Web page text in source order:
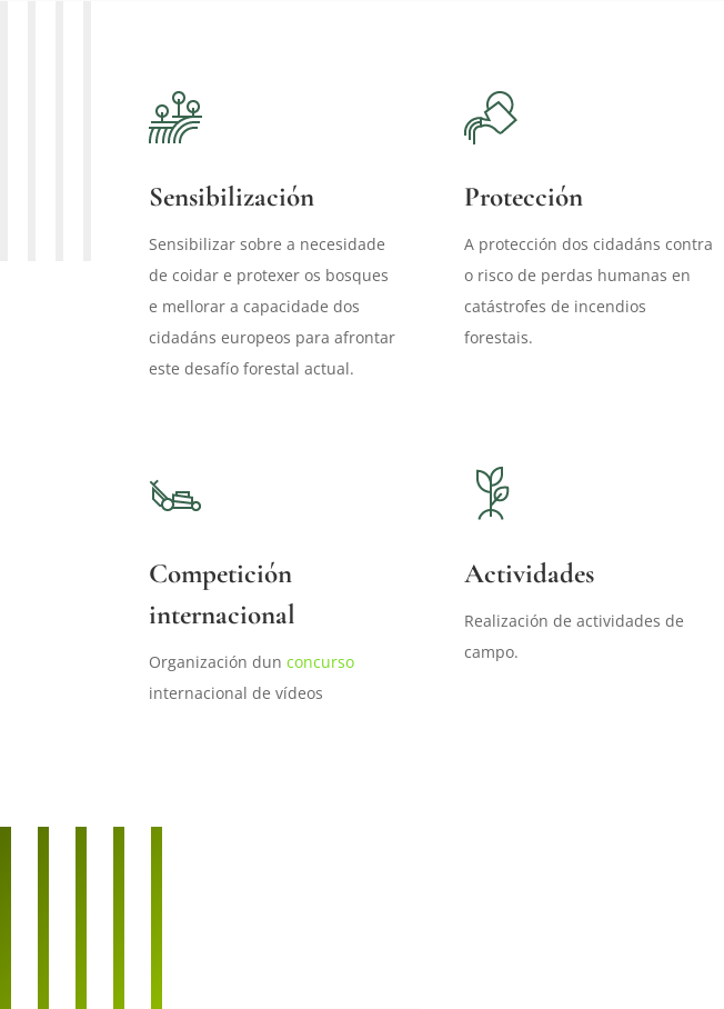
Sensibilización
Sensibilizar sobre a necesidade
de coidar e protexer os bosques
e mellorar a capacidade dos
cidadáns europeos para afrontar
este desafío forestal actual.
Protección
A protección dos cidadáns contra
o risco de perdas humanas en
catástrofes de incendios
forestais.
Competición
internacional
Organización dunconcurso
internacional de vídeos
Actividades
Realización de actividades de
campo.